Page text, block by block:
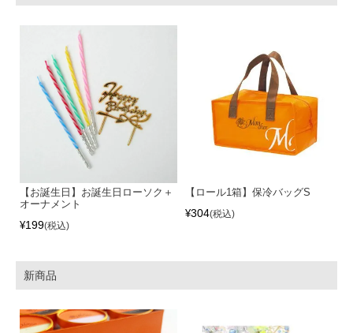
【お誕生日】お誕生日ローソク＋
オーナメント
¥199 税込
【ロール1箱】保冷バッグS
¥304 税込
新商品